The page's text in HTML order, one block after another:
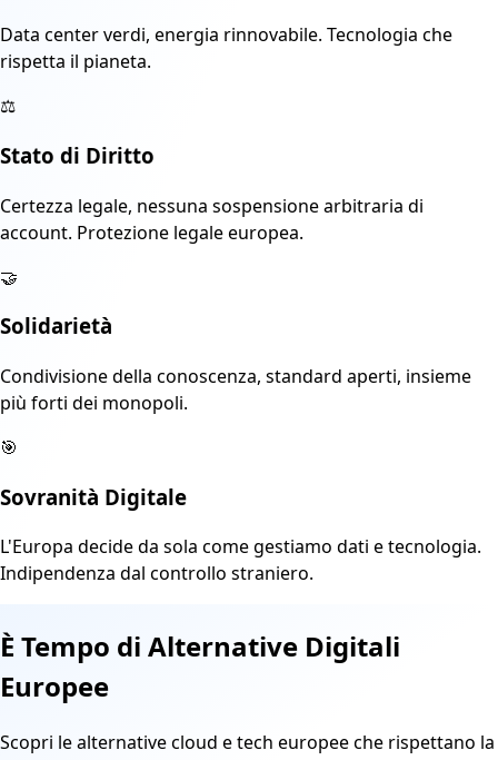
Data center verdi, energia rinnovabile. Tecnologia che
rispetta il pianeta.
⚖️
Stato di Diritto
Certezza legale, nessuna sospensione arbitraria di
account. Protezione legale europea.
🤝
Solidarietà
Condivisione della conoscenza, standard aperti, insieme
più forti dei monopoli.
🎯
Sovranità Digitale
L'Europa decide da sola come gestiamo dati e tecnologia.
Indipendenza dal controllo straniero.
È Tempo di Alternative Digitali
Europee
Scopri le alternative cloud e tech europee che rispettano la